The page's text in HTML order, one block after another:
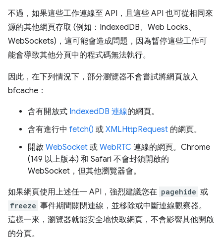
不過，如果這些工作連線至 API，且這些 API 也可從相同來
源的其他網頁存取 (例如：IndexedDB、Web Locks、
WebSockets)，這可能會造成問題，因為暫停這些工作可
能會導致其他分頁中的程式碼無法執行。
因此，在下列情況下，部分瀏覽器不會嘗試將網頁放入
bfcache：
含有開放式 IndexedDB 連線的網頁。
含有進行中 fetch() 或 XMLHttpRequest 的網頁。
開啟 WebSocket 或 WebRTC 連線的網頁。Chrome
(149 以上版本) 和 Safari 不會封鎖開啟的
WebSocket，但其他瀏覽器會。
如果網頁使用上述任一 API，強烈建議您在 pagehide 或
freeze 事件期間關閉連線，並移除或中斷連線觀察器。
這樣一來，瀏覽器就能安全地快取網頁，不會影響其他開啟
的分頁。